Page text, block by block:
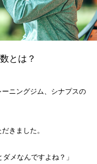
子供も一緒
健康と食事
プロテインを飲めば筋
つく？実は多くの人が
いしていること
とは？
ニングジム、シナプスの
きました。
メなんですよね？」